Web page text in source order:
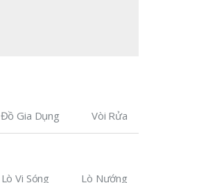
Đồ Gia Dụng Vòi Rửa
Lò Vi Sóng Lò Nướng